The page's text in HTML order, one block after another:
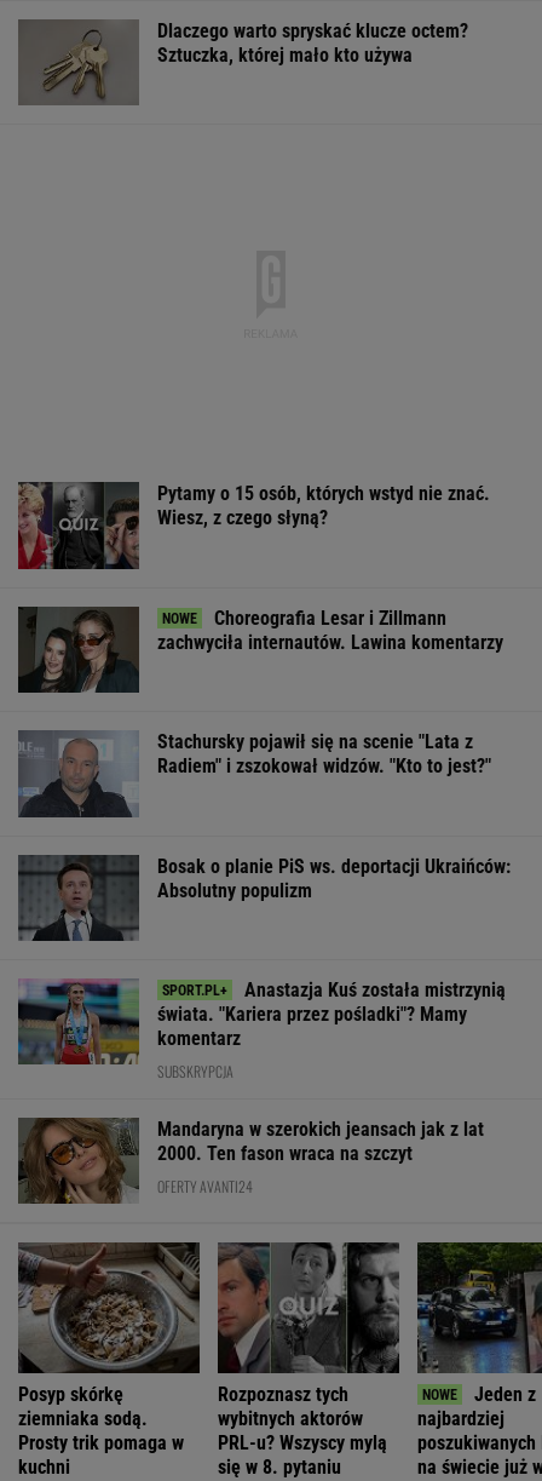
Dlaczego warto spryskać klucze octem?
Sztuczka, której mało kto używa
Pytamy o 15 osób, których wstyd nie znać.
Wiesz, z czego słyną?
Choreografia Lesar i Zillmann
zachwyciła internautów. Lawina komentarzy
Stachursky pojawił się na scenie "Lata z
Radiem" i zszokował widzów. "Kto to jest?"
Bosak o planie PiS ws. deportacji Ukraińców:
Absolutny populizm
Anastazja Kuś została mistrzynią
świata. "Kariera przez pośladki"? Mamy
komentarz
SUBSKRYPCJA
Mandaryna w szerokich jeansach jak z lat
2000. Ten fason wraca na szczyt
OFERTY AVANTI24
Posyp skórkę
ziemniaka sodą.
Prosty trik pomaga w
kuchni
Rozpoznasz tych
wybitnych aktorów
PRL-u? Wszyscy mylą
się w 8. pytaniu
Jeden z
najbardziej
poszukiwanych
na świecie już